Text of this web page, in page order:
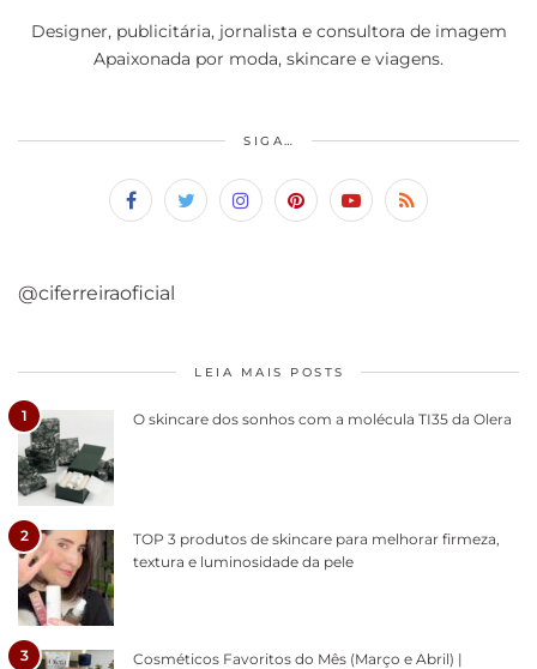
Designer, publicitária, jornalista e consultora de imagem
Apaixonada por moda, skincare e viagens.
SIGA…
@ciferreiraoficial
LEIA MAIS POSTS
1 O skincare dos sonhos com a molécula TI35 da Olera
2
TOP 3 produtos de skincare para melhorar firmeza,
textura e luminosidade da pele
3
Cosméticos Favoritos do Mês (Março e Abril) |